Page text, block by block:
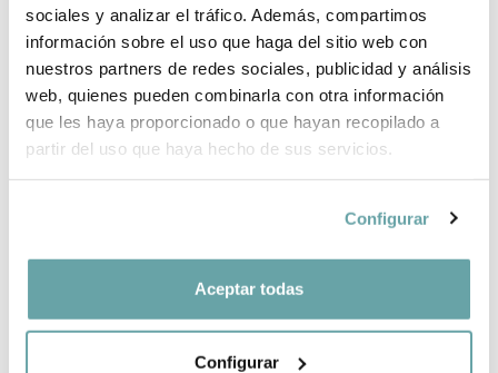
sociales y analizar el tráfico. Además, compartimos
información sobre el uso que haga del sitio web con
nuestros partners de redes sociales, publicidad y análisis
web, quienes pueden combinarla con otra información
que les haya proporcionado o que hayan recopilado a
partir del uso que haya hecho de sus servicios.
Configurar
Aceptar todas
Configurar
SHARE
OTHER CUSTOMERS ALSO VIEWED